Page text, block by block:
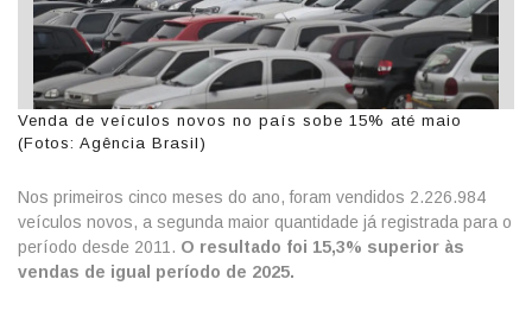
Venda de veículos novos no país sobe 15% até maio
(Fotos: Agência Brasil)
Nos primeiros cinco meses do ano, foram vendidos 2.226.984
veículos novos, a segunda maior quantidade já registrada para o
período desde 2011. O resultado foi 15,3% superior às
vendas de igual período de 2025.